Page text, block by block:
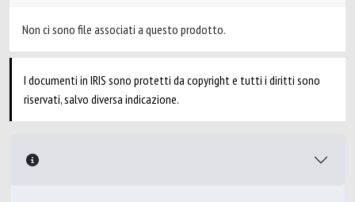
Non ci sono file associati a questo prodotto.
I documenti in IRIS sono protetti da copyright e tutti i diritti sono
riservati, salvo diversa indicazione.